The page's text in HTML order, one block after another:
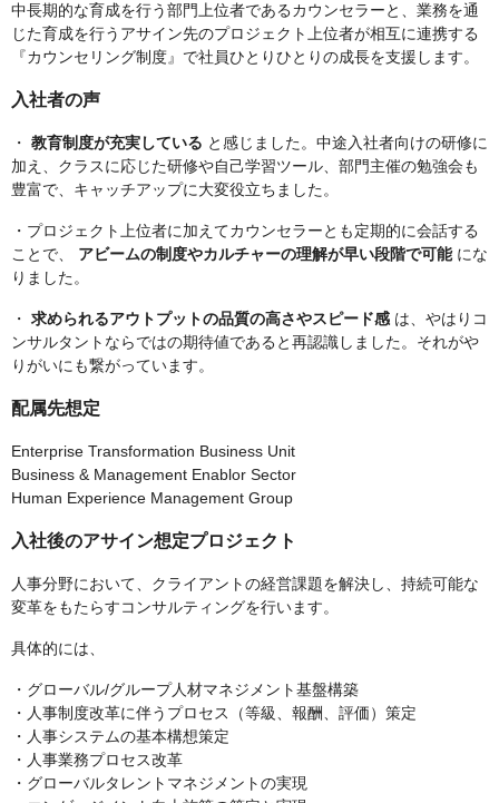
中長期的な育成を行う部門上位者であるカウンセラーと、業務を通
じた育成を行うアサイン先のプロジェクト上位者が相互に連携する
『カウンセリング制度』で社員ひとりひとりの成長を支援します。
入社者の声
・ 教育制度が充実している と感じました。中途入社者向けの研修に
加え、クラスに応じた研修や自己学習ツール、部門主催の勉強会も
豊富で、キャッチアップに大変役立ちました。
・プロジェクト上位者に加えてカウンセラーとも定期的に会話する
ことで、 アビームの制度やカルチャーの理解が早い段階で可能にな
りました。
・ 求められるアウトプットの品質の高さやスピード感 は、やはりコ
ンサルタントならではの期待値であると再認識しました。それがや
りがいにも繋がっています。
配属先想定
Enterprise Transformation Business Unit
Business & Management Enablor Sector
Human Experience Management Group
入社後のアサイン想定プロジェクト
人事分野において、クライアントの経営課題を解決し、持続可能な
変革をもたらすコンサルティングを行います。
具体的には、
・グローバル/グループ人材マネジメント基盤構築
・人事制度改革に伴うプロセス（等級、報酬、評価）策定
・人事システムの基本構想策定
・人事業務プロセス改革
・グローバルタレントマネジメントの実現